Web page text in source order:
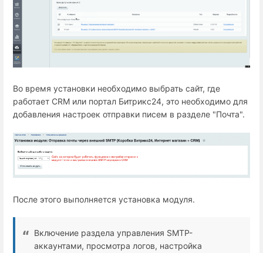
Во время установки необходимо выбрать сайт, где
работает СRM или портал Битрикс24, это необходимо для
добавления настроек отправки писем в разделе "Почта".
После этого выполняется установка модуля.
Включение раздела управления SMTP-
аккаунтами, просмотра логов, настройка